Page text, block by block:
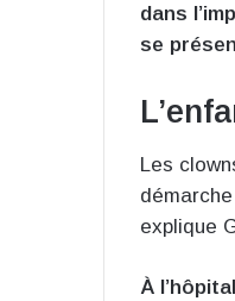
dans
se
Les
explique
À